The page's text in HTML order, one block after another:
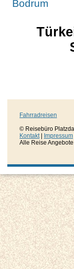
Fahrradreisen
© Reisebüro
Kontakt| Impressum
Alle Reise